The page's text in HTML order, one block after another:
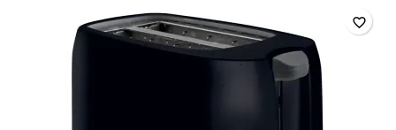
favorite_border